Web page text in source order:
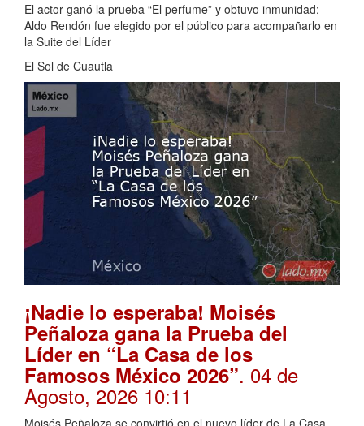
El actor ganó la prueba “El perfume” y obtuvo inmunidad;
Aldo Rendón fue elegido por el público para acompañarlo en
la Suite del Líder
El Sol de Cuautla
¡Nadie lo esperaba! Moisés
Peñaloza gana la Prueba del
Líder en “La Casa de los
Famosos México 2026”. 04 de
Agosto, 2026 10:11
Moisés Peñaloza se convirtió en el nuevo líder de La Casa